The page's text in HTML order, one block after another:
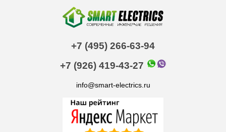
+7 (495) 266-63-94
+7 (926) 419-43-27
info@smart-electrics.ru